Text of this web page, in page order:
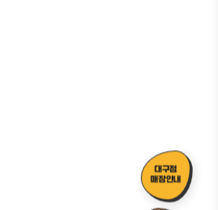
대구점
매장안내